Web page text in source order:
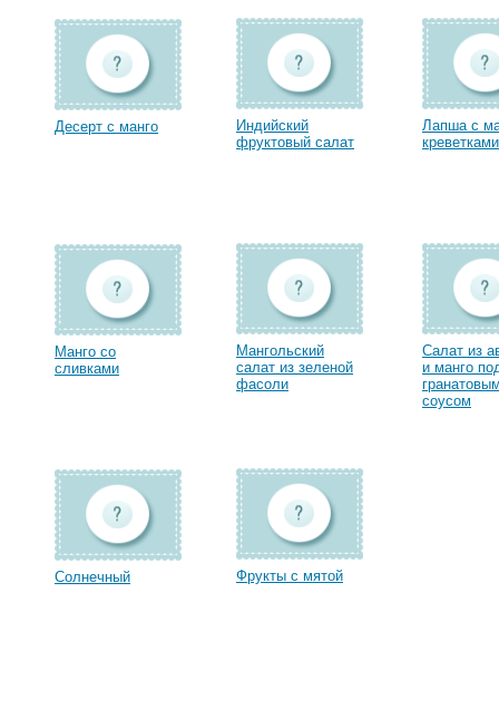
Десерт с манго
Индийский
фруктовый салат
Лапша с
креветками
Манго со
сливками
Мангольский
салат из зеленой
фасоли
Салат из
и манго
соусом
Солнечный Фрукты с мятой